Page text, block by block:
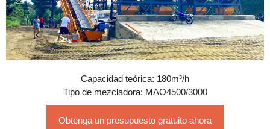
Capacidad teórica: 180m³/h
Tipo de mezcladora: MAO4500/3000
Obtenga un presupuesto gratuito ahora